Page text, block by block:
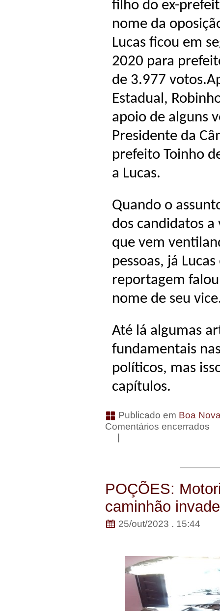
filho do ex-
nome da
Lucas ficou em
2020 para
de 3.977
Estadual,
apoio de alguns
Presidente da
prefeito Toinho
a Lucas.
Quando o
dos candidatos a
que vem
pessoas, já
reportagem
nome de seu
Até lá algumas
fundamentais
políticos, mas
capítulos.
Publicado em Boa
Comentários encerrados
POÇÕES:
caminhão
25/out/2023 . 15:44